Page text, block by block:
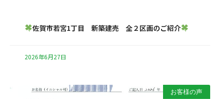
佐賀市若宮1丁目 新築建売 全２区画のご紹介
2026年6月27日
お客様の声